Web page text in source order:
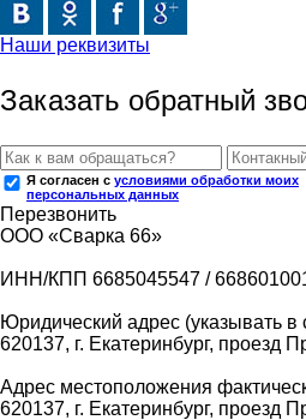
Наши реквизиты
Заказать обратный
Я согласен с условиями обработки моих
персональных данных
Перезвонить
ООО «Сварка 66»
ИНН/КПП 6685045547 /
Юридический адрес (указывать в
620137, г. Екатеринбург,
Адрес местоположения
620137, г. Екатеринбург,